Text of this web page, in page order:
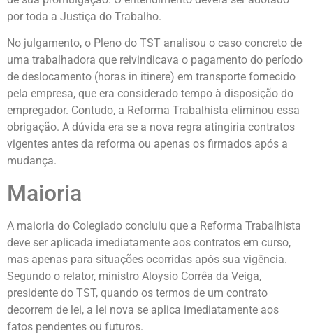
por toda a Justiça do Trabalho.
No julgamento, o Pleno do TST analisou o caso concreto de
uma trabalhadora que reivindicava o pagamento do período
de deslocamento (horas in itinere) em transporte fornecido
pela empresa, que era considerado tempo à disposição do
empregador. Contudo, a Reforma Trabalhista eliminou essa
obrigação. A dúvida era se a nova regra atingiria contratos
vigentes antes da reforma ou apenas os firmados após a
mudança.
Maioria
A maioria do Colegiado concluiu que a Reforma Trabalhista
deve ser aplicada imediatamente aos contratos em curso,
mas apenas para situações ocorridas após sua vigência.
Segundo o relator, ministro Aloysio Corrêa da Veiga,
presidente do TST, quando os termos de um contrato
decorrem de lei, a lei nova se aplica imediatamente aos
fatos pendentes ou futuros.